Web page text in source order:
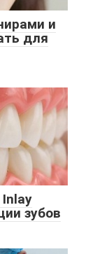
и
для
зубов